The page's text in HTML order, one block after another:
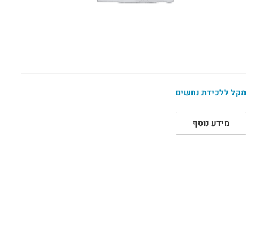
מקל ללכידת נחשים
מידע נוסף